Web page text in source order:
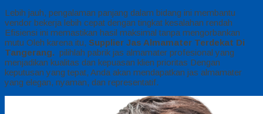
Lebih jauh, pengalaman panjang dalam bidang ini membantu
vendor bekerja lebih cepat dengan tingkat kesalahan rendah
Efisiensi ini memastikan hasil maksimal tanpa mengorbankan
mutu Oleh karena itu, Supplier Jas Almamater Terdekat Di
Tangerang. pilihlah pabrik jas almamater profesional yang
menjadikan kualitas dan kepuasan klien prioritas Dengan
keputusan yang tepat, Anda akan mendapatkan jas almamater
yang elegan, nyaman, dan representatif.